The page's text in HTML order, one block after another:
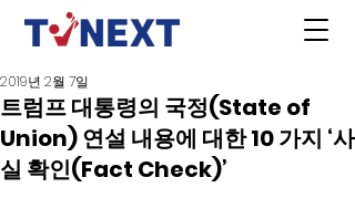
트럼프 대통령의 국정(State of
Union) 연설 내용에 대한 10 가지 ‘사
실 확인(Fact Check)’
2019년 2월 7일